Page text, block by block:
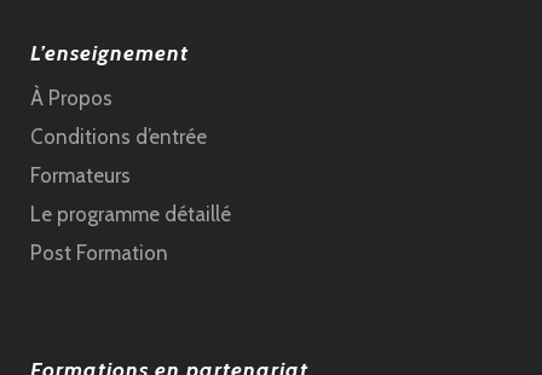
L’enseignement
À Propos
Conditions d’entrée
Formateurs
Le programme détaillé
Post Formation